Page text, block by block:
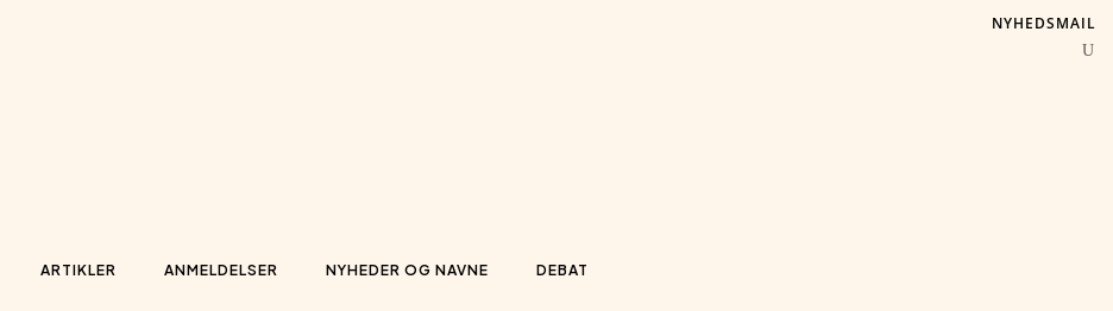
ARTIKLER ANMELDELSER NYHEDER OG NAVNE DEBAT
NYHEDSMAIL